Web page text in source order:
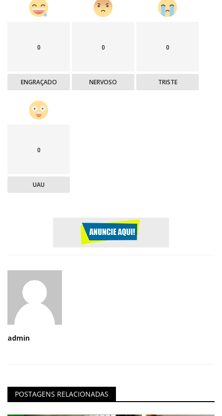
0
ENGRAÇADO
0
NERVOSO
0
TRISTE
0
UAU
admin
POSTAGENS RELACIONADAS